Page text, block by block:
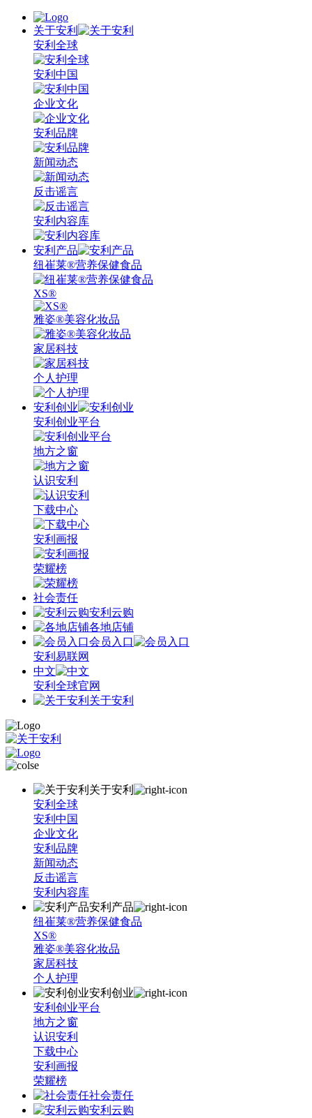
关于安利
安利全球
安利中国
企业文化
安利品牌
新闻动态
反击谣言
安利内容库
安利产品
纽崔莱®营养保健食品
XS®
雅姿®美容化妆品
家居科技
个人护理
安利创业
安利创业平台
地方之窗
认识安利
下载中心
安利画报
荣耀榜
社会责任
安利云购
各地店铺
会员入口
安利易联网
中文
安利全球官网
关于安利
关于安利
安利全球
安利中国
企业文化
安利品牌
新闻动态
反击谣言
安利内容库
安利产品
纽崔莱®营养保健食品
XS®
雅姿®美容化妆品
家居科技
个人护理
安利创业
安利创业平台
地方之窗
认识安利
下载中心
安利画报
荣耀榜
社会责任
安利云购